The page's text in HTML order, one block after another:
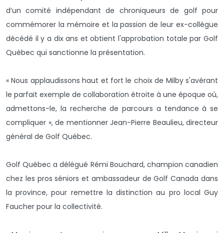
d’un comité indépendant de chroniqueurs de golf pour
commémorer la mémoire et la passion de leur ex-collègue
décédé il y a dix ans et obtient l'approbation totale par Golf
Québec qui sanctionne la présentation.
« Nous applaudissons haut et fort le choix de Milby s'avérant
le parfait exemple de collaboration étroite à une époque où,
admettons-le, la recherche de parcours a tendance à se
compliquer », de mentionner Jean-Pierre Beaulieu, directeur
général de Golf Québec.
Golf Québec a délégué Rémi Bouchard, champion canadien
chez les pros séniors et ambassadeur de Golf Canada dans
la province, pour remettre la distinction au pro local Guy
Faucher pour la collectivité.